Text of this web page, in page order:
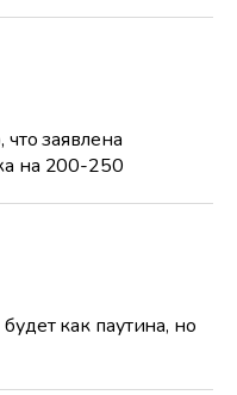
заявлена
на 200-250
как паутина, но